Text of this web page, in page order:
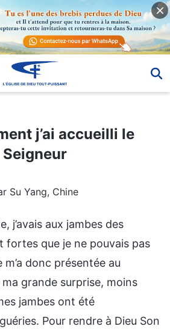
le Seigneur
j’ai accueilli le
Seigneur
Su Yang, Chine
j’avais aux jambes des
fortes que je ne pouvais pas
donc présentée au
ma grande surprise, moins
jambes ont été
Pour rendre à Dieu Son